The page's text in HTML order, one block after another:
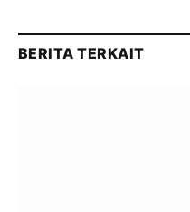
BERITA TERKAIT